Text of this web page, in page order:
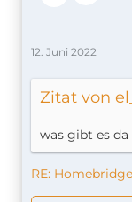
12. Juni 2022
Zitat von
was gibt es
RE: